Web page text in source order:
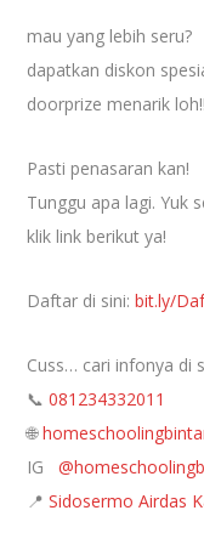
mau yang lebih seru?
dapatkan diskon
doorprize menarik loh!!
Pasti penasaran kan!
Tunggu apa lagi. Yuk
klik link berikut ya!
Daftar di sini:bit.ly/
Cuss… cari infonya di
📞081234332011
🌐
IG
📍Sidosermo Airdas